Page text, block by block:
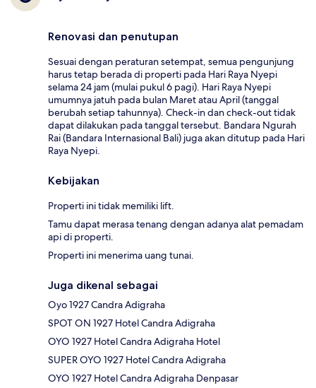
Renovasi dan penutupan
Sesuai dengan peraturan setempat, semua pengunjung
harus tetap berada di properti pada Hari Raya Nyepi
selama 24 jam (mulai pukul 6 pagi). Hari Raya Nyepi
umumnya jatuh pada bulan Maret atau April (tanggal
berubah setiap tahunnya). Check-in dan check-out tidak
dapat dilakukan pada tanggal tersebut. Bandara Ngurah
Rai (Bandara Internasional Bali) juga akan ditutup pada Hari
Raya Nyepi.
Kebijakan
Properti ini tidak memiliki lift.
Tamu dapat merasa tenang dengan adanya alat pemadam
api di properti.
Properti ini menerima uang tunai.
Juga dikenal sebagai
Oyo 1927 Candra Adigraha
SPOT ON 1927 Hotel Candra Adigraha
OYO 1927 Hotel Candra Adigraha Hotel
SUPER OYO 1927 Hotel Candra Adigraha
OYO 1927 Hotel Candra Adigraha Denpasar